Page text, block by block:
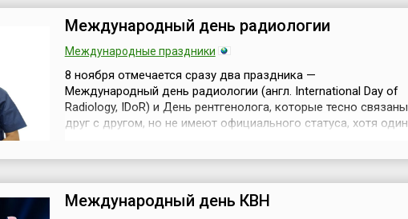
на здоро...
Международный день радиологии
Международные праздники
8 ноября отмечается сразу два праздника —
Международный день радиологии (англ. International Day of
Radiology, IDoR) и День рентгенолога, которые тесно связаны
друг с другом, но не имеют официального статуса, хотя один
ноября 1895 года ...
Международный день КВН